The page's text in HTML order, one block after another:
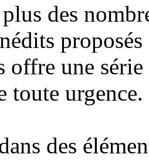
des
une série
toute urgence.
des